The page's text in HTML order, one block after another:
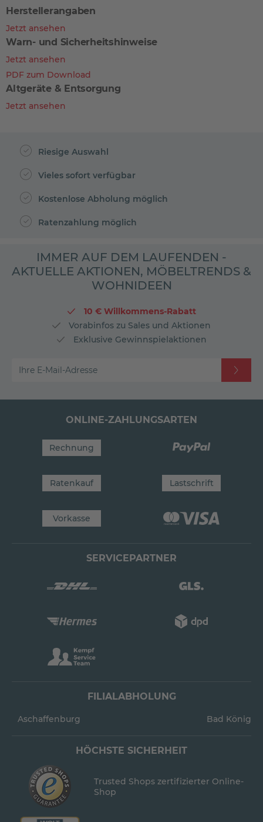
Herstellerangaben
Jetzt ansehen
Warn- und Sicherheitshinweise
Jetzt ansehen
PDF zum Download
Altgeräte & Entsorgung
Jetzt ansehen
Riesige Auswahl
Vieles sofort verfügbar
Kostenlose Abholung möglich
Ratenzahlung möglich
IMMER AUF DEM LAUFENDEN -
AKTUELLE AKTIONEN, MÖBELTRENDS &
WOHNIDEEN
10 € Willkommens-Rabatt
Vorabinfos zu Sales und Aktionen
Exklusive Gewinnspielaktionen
Ihre E-Mail-Adresse
ONLINE-ZAHLUNGSARTEN
Rechnung
Ratenkauf Lastschrift
Vorkasse
SERVICEPARTNER
FILIALABHOLUNG
Aschaffenburg Bad König
HÖCHSTE SICHERHEIT
Trusted Shops zertifizierter Online-
Shop